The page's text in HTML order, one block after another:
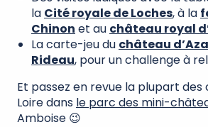
la Cité royale de Loches, à la
Chinon et au château royal
La carte-jeu du château
Rideau, pour un challenge à
Et passez en revue la plupart des
Loire dans le parc des mini-
Amboise 😉